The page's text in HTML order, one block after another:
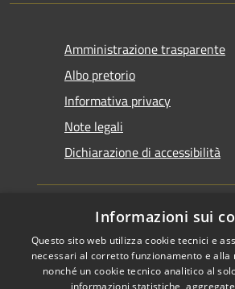
Amministrazione trasparente
Albo pretorio
Informativa privacy
Note legali
Dichiarazione di accessibilità
RSS
Accessibilità
Informazioni sui
Questo sito web utilizza cookie tecnici e
necessari al corretto funzionamento e alla
nonché un cookie tecnico analitico al
informazioni statistiche,